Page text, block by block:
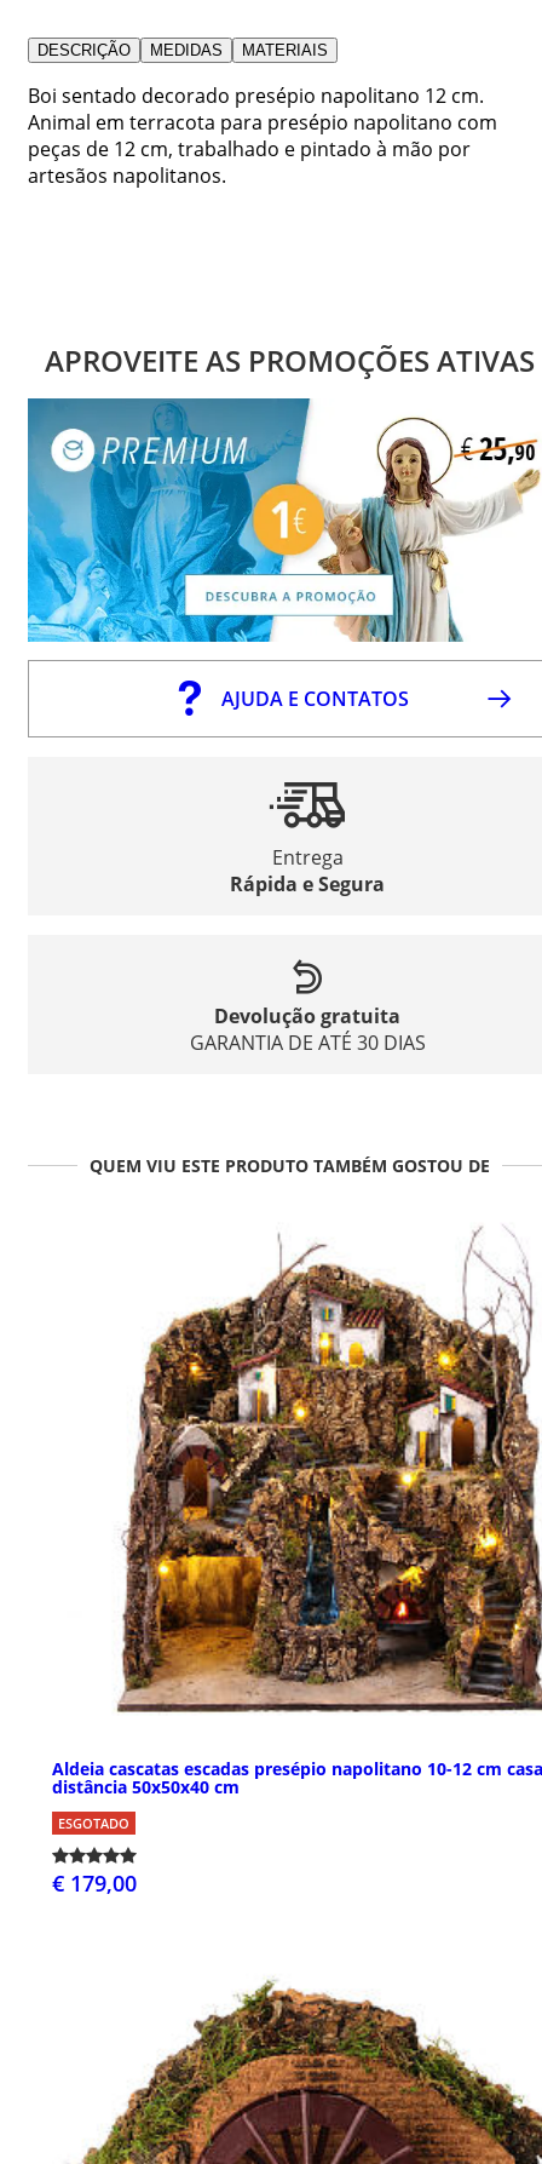
DESCRIÇÃO MEDIDAS MATERIAIS
Boi sentado decorado presépio napolitano 12 cm.
Animal em terracota para presépio napolitano com
peças de 12 cm, trabalhado e pintado à mão por
artesãos napolitanos.
APROVEITE AS PROMOÇÕES ATIVAS
AJUDA E CONTATOS
Entrega
Rápida e Segura
Devolução gratuita
GARANTIA DE ATÉ 30 DIAS
QUEM VIU ESTE PRODUTO TAMBÉM GOSTOU DE
Aldeia cascatas escadas presépio napolitano 10-12 cm
distância 50x50x40 cm
ESGOTADO
€ 179,00